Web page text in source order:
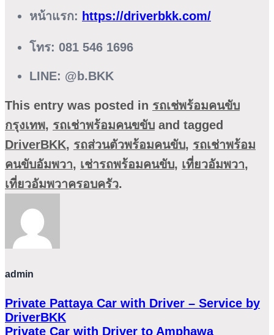
หน้าแรก: https://driverbkk.com/
โทร: 081 546 1696
LINE: @b.BKK
This entry was posted in รถเช่พร้อมคนขับ
กรุงเทพ, รถเช่าพร้อมคนขขับ and tagged
DriverBKK, รถส่วนตัวพร้อมคนขับ, รถเช่าพร้อม
คนขับอัมพวา, เช่ารถพร้อมคนขับ, เที่ยวอัมพวา,
เที่ยวอัมพวาครอบครัว.
admin
Private Pattaya Car with Driver – Service by
DriverBKK
Private Car with Driver to Amphawa